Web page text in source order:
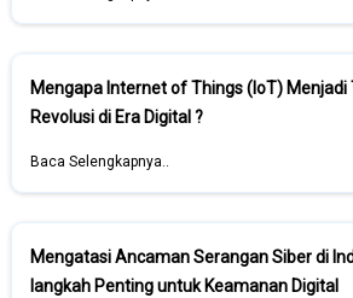
Mengapa Internet of Things (IoT) Menjadi
Revolusi di Era Digital ?
Baca Selengkapnya..
Mengatasi Ancaman Serangan Siber di
langkah Penting untuk Keamanan Digital